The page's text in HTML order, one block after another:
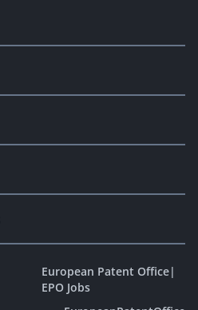
European Patent Office|
EPO Jobs